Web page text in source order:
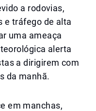
a rodovias,
e tráfego de alta
uma ameaça
alerta
a dirigirem com
da manhã.
em manchas,